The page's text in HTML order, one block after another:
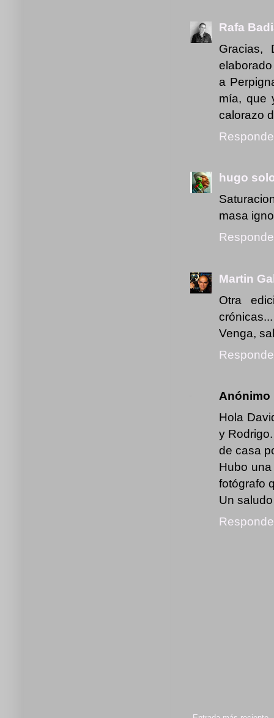
Rafa
Gracias,
a
mía, que
calorazo
hugo
masa
Martin
Otra
crónicas...
Venga,
Anónimo
Hola
y
de casa
Hubo
fotógrafo
Un